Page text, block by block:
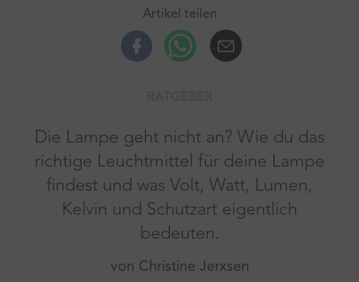
Artikel teilen
FacebookWhatsup
Die Lampe geht nicht an? Wie du das
richtige Leuchtmittel für deine Lampe
findest und was Volt, Watt, Lumen,
Kelvin und Schutzart eigentlich
bedeuten.
von Christine Jerxsen